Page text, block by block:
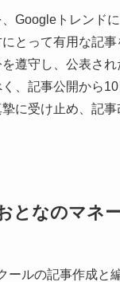
Googleトレンド
とって有用な記事
遵守し、公表され
、記事公開から10
に受け止め、記事
となのマネ
ールの記事作成と